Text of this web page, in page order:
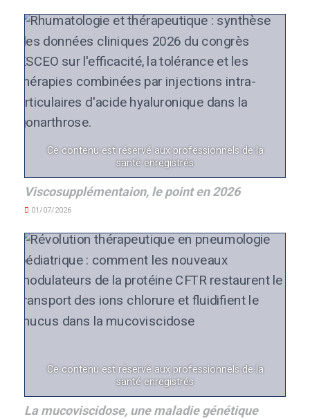
Ce contenu est réservé aux professionnels de la
santé enregistrés
Viscosupplémentaion, le point en 2026
01/07/2026
Ce contenu est réservé aux professionnels de la
santé enregistrés
La mucoviscidose, une maladie génétique